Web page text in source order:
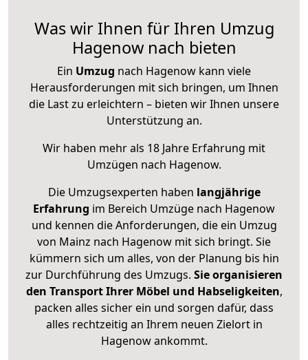
Was wir Ihnen für Ihren Umzug
Hagenow nach bieten
Ein Umzug nach Hagenow kann viele
Herausforderungen mit sich bringen, um Ihnen
die Last zu erleichtern – bieten wir Ihnen unsere
Unterstützung an.
Wir haben mehr als 18 Jahre Erfahrung mit
Umzügen nach Hagenow.
Die Umzugsexperten haben langjährige
Erfahrung im Bereich Umzüge nach Hagenow
und kennen die Anforderungen, die ein Umzug
von Mainz nach Hagenow mit sich bringt. Sie
kümmern sich um alles, von der Planung bis hin
zur Durchführung des Umzugs. Sie organisieren
den Transport Ihrer Möbel und Habseligkeiten,
packen alles sicher ein und sorgen dafür, dass
alles rechtzeitig an Ihrem neuen Zielort in
Hagenow ankommt.